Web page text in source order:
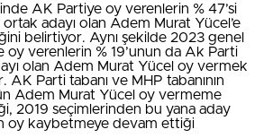
AK Partiye oy verenlerin % 47’si
adayı olan Adem Murat Yücel’e
belirtiyor. Aynı şekilde 2023 genel
oy verenlerin % 19’unun da Ak Parti
olan Adem Murat Yücel oy vermek
Parti tabanı ve MHP tabanının
Adem Murat Yücel oy vermeme
2019 seçimlerinden bu yana aday
oy kaybetmeye devam ettiği